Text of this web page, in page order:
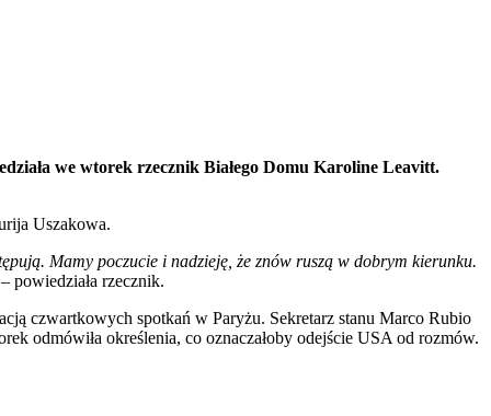
we wtorek rzecznik Białego Domu Karoline Leavitt.
Uszakowa.
Mamy poczucie i nadzieję, że znów ruszą w dobrym kierunku.
powiedziała rzecznik.
czwartkowych spotkań w Paryżu. Sekretarz stanu Marco Rubio
odmówiła określenia, co oznaczałoby odejście USA od rozmów.